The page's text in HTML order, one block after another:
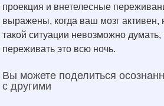
проекция и внетелесные
выражены, когда ваш мозг активен,
такой ситуации невозможно
переживать это всю ночь.
Вы можете поделиться
с другими